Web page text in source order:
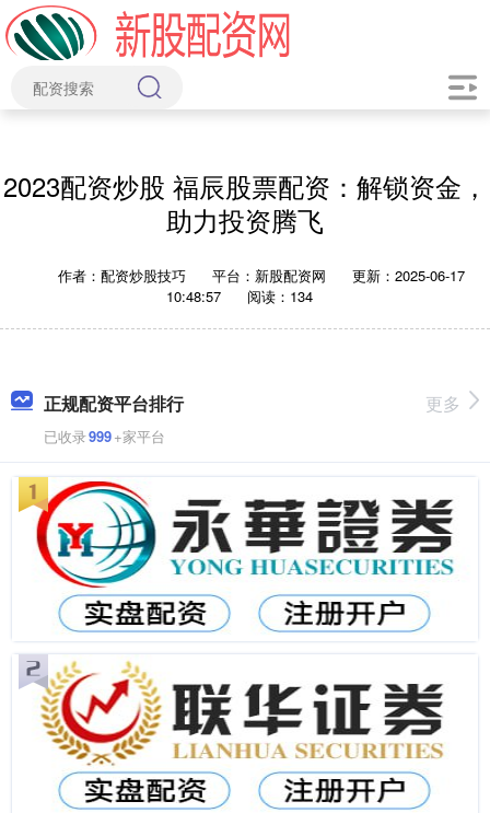
2023配资炒股 福辰股票配资：解锁资金，
助力投资腾飞
作者：配资炒股技巧 平台：新股配资网
更新：2025-06-17
10:48:57
阅读：134
正规配资平台排行
已收录999+家平台
更多